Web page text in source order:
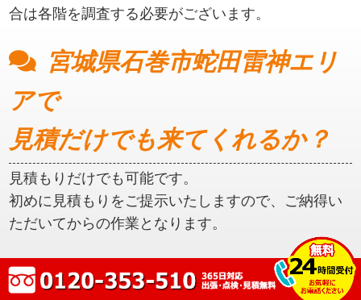
合は各階を調査する必要がございます。
宮城県石巻市蛇田雷神エリ
アで
見積だけでも来てくれるか？
見積もりだけでも可能です。
初めに見積もりをご提示いたしますので、ご納得い
ただいてからの作業となります。
宮城県石巻市蛇田雷神エリ